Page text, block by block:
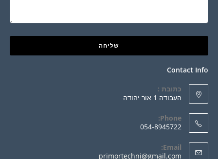
שליחה
Contact Info
כתובת :
העבודה 1 אור יהודה
Phone:
054-8945722
Email:
primortechni@gmail.com